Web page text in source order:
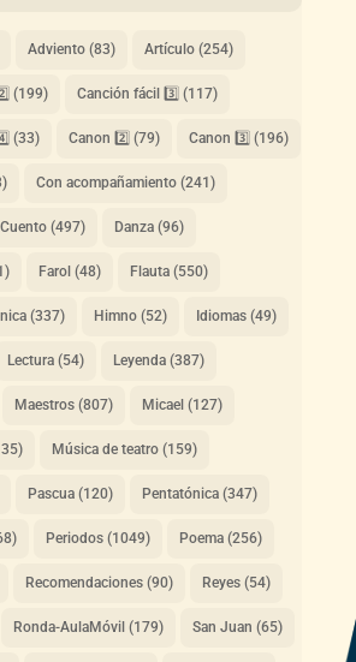
Adviento(83) Artículo(254)
(199) Canción fácil 3️⃣ (117)
(33) Canon 2️⃣ (79) Canon 3️⃣ (196)
Con acompañamiento(241)
Cuento(497) Danza(96)
Farol (48) Flauta(550)
(337) Himno(52) Idiomas(49)
Lectura(54) Leyenda(387)
Maestros(807) Micael (127)
Música de teatro(159)
Pascua(120) Pentatónica(347)
Periodos(1049) Poema(256)
Recomendaciones(90) Reyes(54)
Ronda-AulaMóvil (179) San Juan (65)